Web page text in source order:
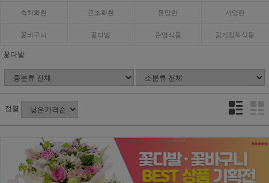
축하화환 근조화환 동양란 서양란
꽃바구니 꽃다발 관엽식물 공기정화식물
꽃다발
정렬